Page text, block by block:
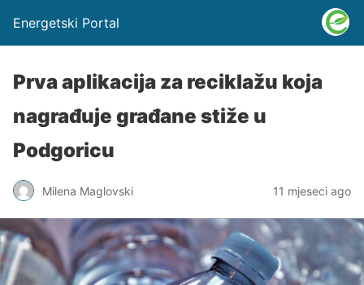
Energetski Portal
Prva aplikacija za reciklažu koja
nagrađuje građane stiže u
Podgoricu
Milena Maglovski 11 mjeseci ago